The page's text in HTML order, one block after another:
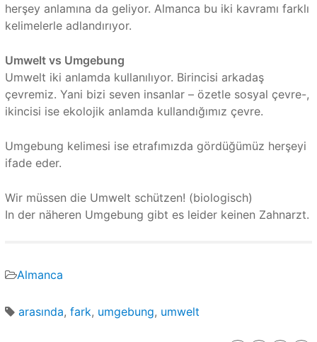
herşey anlamına da geliyor. Almanca bu iki kavramı farklı
kelimelerle adlandırıyor.
Umwelt vs Umgebung
Umwelt iki anlamda kullanılıyor. Birincisi arkadaş
çevremiz. Yani bizi seven insanlar – özetle sosyal çevre-,
ikincisi ise ekolojik anlamda kullandığımız çevre.
Umgebung kelimesi ise etrafımızda gördüğümüz herşeyi
ifade eder.
Wir müssen die Umwelt schützen! (biologisch)
In der näheren Umgebung gibt es leider keinen Zahnarzt.
Almanca
arasında, fark, umgebung, umwelt